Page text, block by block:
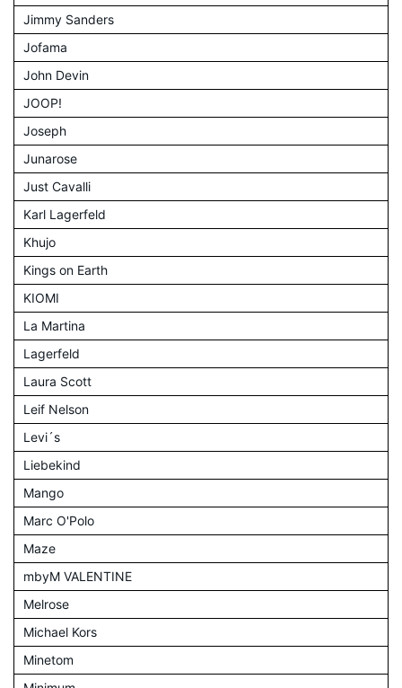
Jimmy Sanders
Jofama
John Devin
JOOP!
Joseph
Junarose
Just Cavalli
Karl Lagerfeld
Khujo
Kings on Earth
KIOMI
La Martina
Lagerfeld
Laura Scott
Leif Nelson
Levi´s
Liebekind
Mango
Marc O'Polo
Maze
mbyM VALENTINE
Melrose
Michael Kors
Minetom